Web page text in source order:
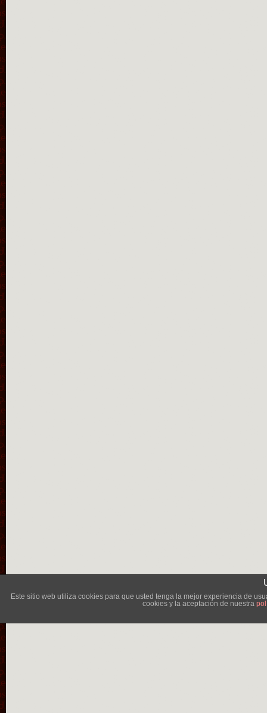
Este sitio web utiliza cookies para que usted tenga la mejor experiencia de
cookies y la aceptación de nuestra